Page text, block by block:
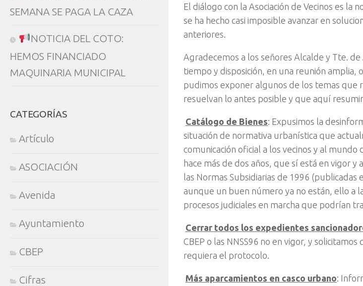
El diálogo con la Asociación de Vecinos es la
se ha hecho casi imposible avanzar en
anteriores.
Agradecemos a los señores Alcalde y Tte.
tiempo y disposición, en una reunión amplia,
pudimos exponer algunos de los temas que
resuelvan lo antes posible y que aquí
Catálogo de Bienes: Expusimos la
situación de normativa urbanística que
comunicación oficial a los vecinos y al
hace más de dos años, que sí está en vigor
las Normas Subsidiarias de 1996
aunque un buen número ya no están, ello a
procesos judiciales en marcha que podrían
Cerrar todos los expedientes
CBEP o las NNSS96 no en vigor, y
requiera el protocolo.
Más aparcamientos en casco urbano:
SEMANA SE PAGA LA CAZA
NOTICIA DEL COTO:
HEMOS FINANCIADO
MAQUINARIA MUNICIPAL
CATEGORÍAS
Artículo
ASOCIACIÓN
Avenida
Ayuntamiento
CBEP
Cifras